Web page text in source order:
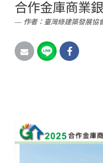
合作金庫商業
作者： 臺灣綠建築發展協